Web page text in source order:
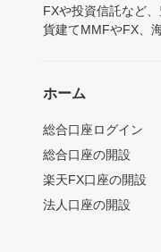
FXや投資信託など
貨建てMMFやFX、
ホーム
総合口座ログイン
総合口座の開設
楽天FX口座の開設
法人口座の開設